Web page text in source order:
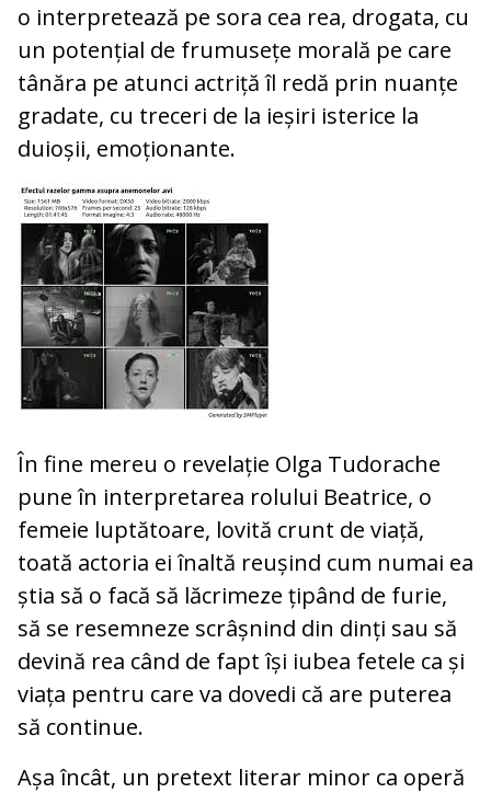
o interpretează pe sora cea rea, drogata, cu
un potențial de frumusețe morală pe care
tânăra pe atunci actriță îl redă prin nuanțe
gradate, cu treceri de la ieșiri isterice la
duioșii, emoționante.
În fine mereu o revelație Olga Tudorache
pune în interpretarea rolului Beatrice, o
femeie luptătoare, lovită crunt de viață,
toată actoria ei înaltă reușind cum numai ea
știa să o facă să lăcrimeze țipând de furie,
să se resemneze scrâșnind din dinți sau să
devină rea când de fapt își iubea fetele ca și
viața pentru care va dovedi că are puterea
să continue.
Așa încât, un pretext literar minor ca operă